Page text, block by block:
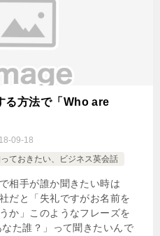
る方法で「Who are
09-18
ておきたい、ビジネス英会話
相手が誰か聞きたい時は
だと「失礼ですがお名前を
か」このようなフレーズを
た誰？」って聞きたいんで